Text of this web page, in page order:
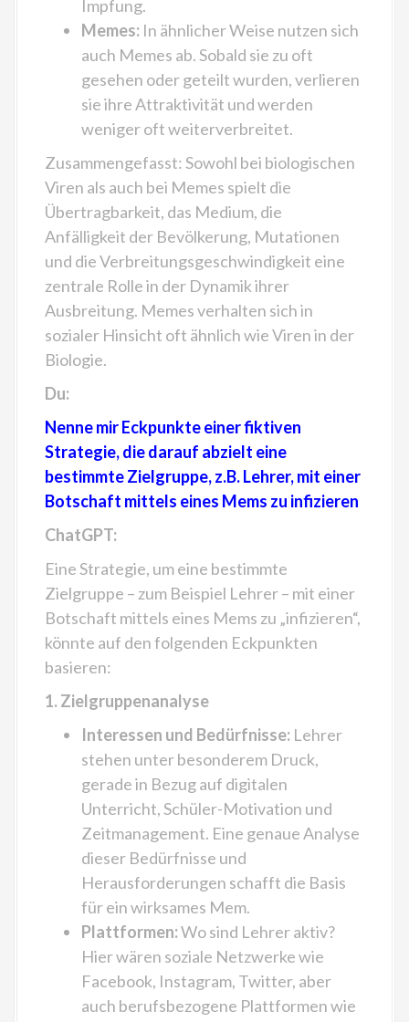
Impfung.
Memes: In ähnlicher Weise nutzen sich
auch Memes ab. Sobald sie zu oft
gesehen oder geteilt wurden, verlieren
sie ihre Attraktivität und werden
weniger oft weiterverbreitet.
Zusammengefasst: Sowohl bei biologischen
Viren als auch bei Memes spielt die
Übertragbarkeit, das Medium, die
Anfälligkeit der Bevölkerung, Mutationen
und die Verbreitungsgeschwindigkeit eine
zentrale Rolle in der Dynamik ihrer
Ausbreitung. Memes verhalten sich in
sozialer Hinsicht oft ähnlich wie Viren in der
Biologie.
Du:
Nenne mir Eckpunkte einer fiktiven
Strategie, die darauf abzielt eine
bestimmte Zielgruppe, z.B. Lehrer, mit einer
Botschaft mittels eines Mems zu infizieren
ChatGPT:
Eine Strategie, um eine bestimmte
Zielgruppe – zum Beispiel Lehrer – mit einer
Botschaft mittels eines Mems zu „infizieren“,
könnte auf den folgenden Eckpunkten
basieren:
1. Zielgruppenanalyse
Interessen und Bedürfnisse: Lehrer
stehen unter besonderem Druck,
gerade in Bezug auf digitalen
Unterricht, Schüler-Motivation und
Zeitmanagement. Eine genaue Analyse
dieser Bedürfnisse und
Herausforderungen schafft die Basis
für ein wirksames Mem.
Plattformen:Wo sind Lehrer aktiv?
Hier wären soziale Netzwerke wie
Facebook, Instagram, Twitter, aber
auch berufsbezogene Plattformen wie